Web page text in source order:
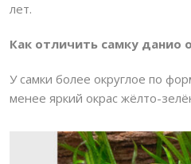
лет.
Как отличить самку данио
У самки более округлое по
менее яркий окрас жёлто-